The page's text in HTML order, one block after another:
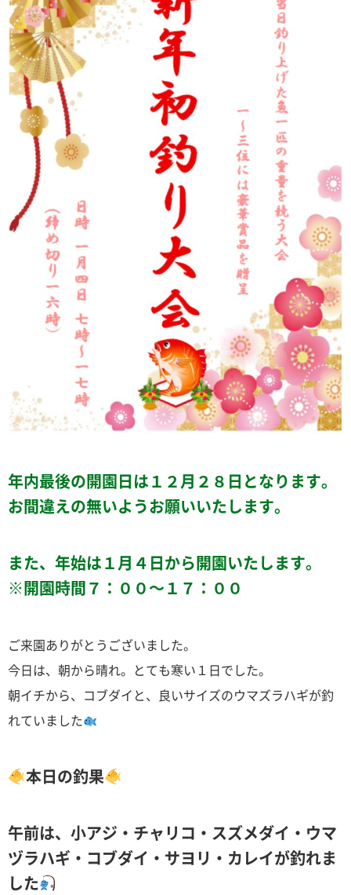
年内最後の開園日は１２月２８日となります。
お間違えの無いようお願いいたします。
また、年始は１月４日から開園いたします。
※開園時間７：００～１７：００
ご来園ありがとうございました。
今日は、朝から晴れ。とても寒い１日でした。
朝イチから、コブダイと、良いサイズのウマズラハギが釣
れていました
本日の釣果
午前は、小アジ・チャリコ・スズメダイ・ウマ
ヅラハギ・コブダイ・サヨリ・カレイが釣れま
した